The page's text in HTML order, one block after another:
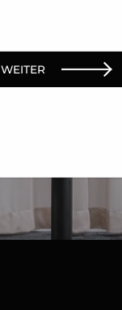
WEITER